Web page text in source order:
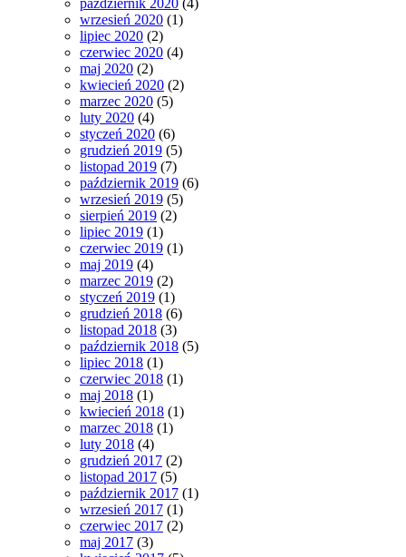
październik 2020 (4)
wrzesień 2020 (1)
lipiec 2020 (2)
czerwiec 2020 (4)
maj 2020 (2)
kwiecień 2020 (2)
marzec 2020 (5)
luty 2020 (4)
styczeń 2020 (6)
grudzień 2019 (5)
listopad 2019 (7)
październik 2019 (6)
wrzesień 2019 (5)
sierpień 2019 (2)
lipiec 2019 (1)
czerwiec 2019 (1)
maj 2019 (4)
marzec 2019 (2)
styczeń 2019 (1)
grudzień 2018 (6)
listopad 2018 (3)
październik 2018 (5)
lipiec 2018 (1)
czerwiec 2018 (1)
maj 2018 (1)
kwiecień 2018 (1)
marzec 2018 (1)
luty 2018 (4)
grudzień 2017 (2)
listopad 2017 (5)
październik 2017 (1)
wrzesień 2017 (1)
czerwiec 2017 (2)
maj 2017 (3)